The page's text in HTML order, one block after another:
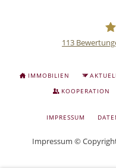
113
NAVIGATION
ÜBERSPRINGEN
IMMOBILIEN
KOOPERATION
IMPRESSUM
Impressum ©